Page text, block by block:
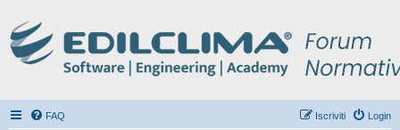
FAQ Login
Iscriviti